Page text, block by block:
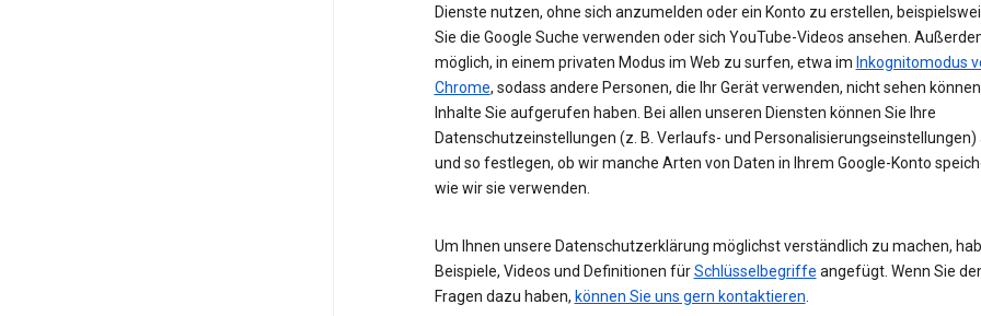
Dienste nutzen, ohne sich anzumelden oder ein Konto zu erstellen,
Sie die Google Suche verwenden oder sich YouTube-Videos ansehen.
möglich, in einem privaten Modus im Web zu surfen, etwa im Inkognitomodus
Chrome, sodass andere Personen, die Ihr Gerät verwenden, nicht sehen
Inhalte Sie aufgerufen haben. Bei allen unseren Diensten können Sie Ihre
Datenschutzeinstellungen (z. B. Verlaufs- und Personalisierungseinstellungen)
und so festlegen, ob wir manche Arten von Daten in Ihrem Google-Konto
wie wir sie verwenden.
Um Ihnen unsere Datenschutzerklärung möglichst verständlich zu machen,
Beispiele, Videos und Definitionen fürSchlüsselbegriffe angefügt. Wenn Sie
Fragen dazu haben, können Sie uns gern kontaktieren.